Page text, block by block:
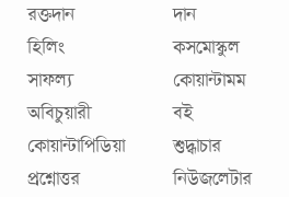
রক্তদান
হিলিং
সাফল্য
দান
কসমোস্কুল
কোয়ান্টামম
অবিচুয়ারী
কোয়ান্টাপিডিয়া
প্রশ্নোত্তর
বই
শুদ্ধাচার
নিউজলেটার